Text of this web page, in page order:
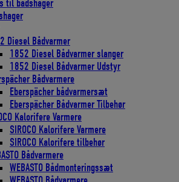
til bådshager
Diesel Bådvarmer
1852 Diesel Bådvarmer slanger
1852 Diesel Bådvarmer Udstyr
Bådvarmere
Eberspächer bådvarmersæt
Eberspächer Bådvarmer Tilbehør
Kalorifere Varmere
SIROCO Kalorifere Varmere
SIROCO Kalorifere tilbehør
Bådvarmere
WEBASTO Bådmonteringssæt